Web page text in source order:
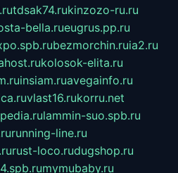
tdsak74.rukinzozo-ru.ru
bella.rueugrus.pp.ru
bezmorchin.ruia2.ru
kolosok-elita.ru
insiam.ruavegainfo.ru
vlast16.rukorru.net
lammin-suo.spb.ru
running-line.ru
rust-loco.rudugshop.ru
mymubaby.ru